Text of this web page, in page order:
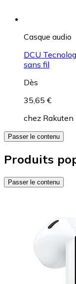
Casque audio
DCU
sans fil
Dès
35,65 €
chez Rakuten
Passer le contenu
Produits
Passer le contenu